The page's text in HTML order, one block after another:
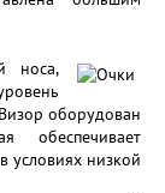
носа,
оборудован
обеспечивает
условиях низкой